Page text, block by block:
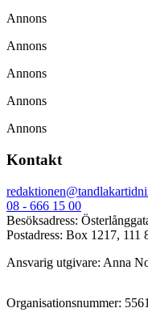
Annons
Annons
Annons
Annons
Annons
Kontakt
08 - 666 15 00
Besöksadress:
Postadress: Box 1217, 111
Ansvarig utgivare: Anna
Organisationsnummer: